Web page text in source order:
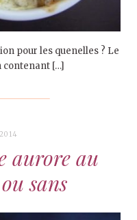
pour les quenelles ? Le
contenant […]
aurore au
sans